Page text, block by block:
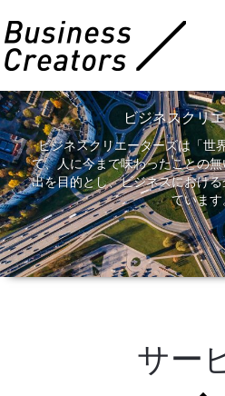
ビジネスクリ
ビジネスクリエーターズは「世
て、人に今まで味わったことの
出を目的とし、ビジネスにおけ
ています
サー